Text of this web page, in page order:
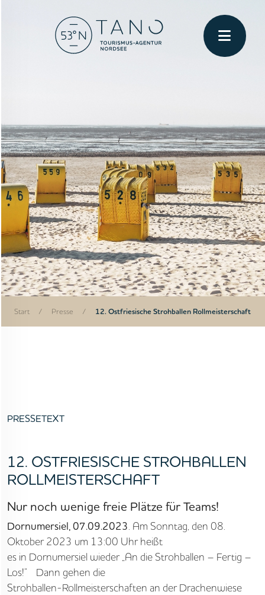
Start / Presse / 12. Ostfriesische Strohballen Rollmeisterschaft
PRESSETEXT
12. OSTFRIESISCHE STROHBALLEN
ROLLMEISTERSCHAFT
Nur noch wenige freie Plätze für Teams!
Dornumersiel, 07.09.2023 . Am Sonntag, den 08.
Oktober 2023 um 13:00 Uhr heißt
es in Dornumersiel wieder „An die Strohballen – Fertig –
Los!“ Dann gehen die
Strohballen-Rollmeisterschaften an der Drachenwiese